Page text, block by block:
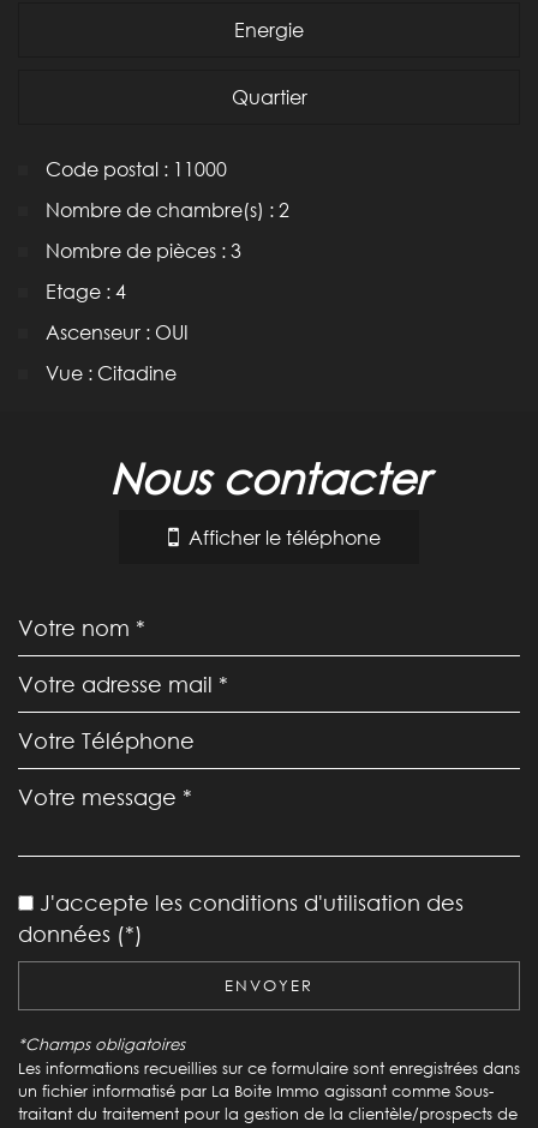
Energie
Quartier
Code postal : 11000
Nombre de chambre(s) : 2
Nombre de pièces : 3
Etage : 4
Ascenseur : OUI
Vue : Citadine
Bar
Cinéma
Collège
École primaire
Enseignement supérieur
nous contacter
Afficher le téléphone
J'accepte les conditions d'utilisation des
données (*)
ENVOYER
*Champs obligatoires
Les informations recueillies sur ce formulaire sont enregistrées dans
un fichier informatisé par La Boite Immo agissant comme Sous-
traitant du traitement pour la gestion de la clientèle/prospects de